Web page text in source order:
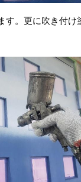
す。更に吹き付け